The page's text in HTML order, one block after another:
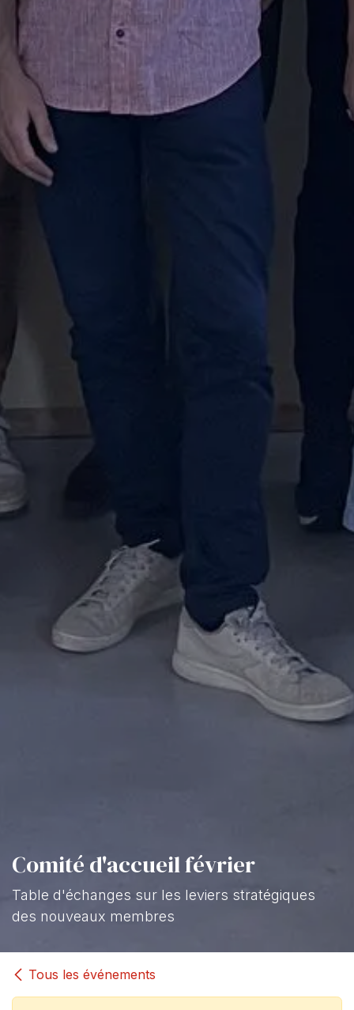
Comité d'accueil février
Table d'échanges sur les leviers stratégiques
des nouveaux membres
Tous les événements